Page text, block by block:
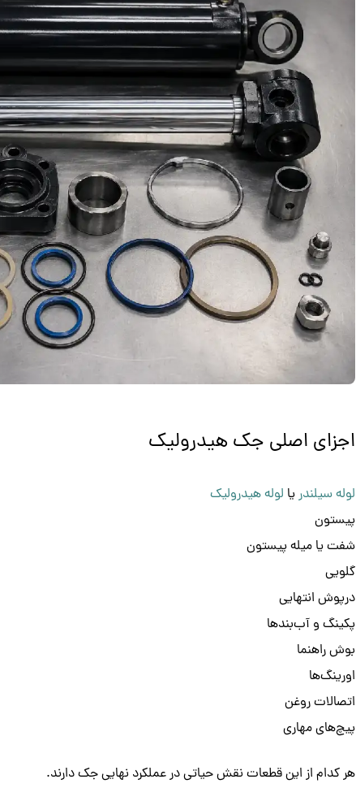
اجزای اصلی جک هیدرولیک
لوله سیلندریا لوله هیدرولیک
پیستون
شفت یا میله پیستون
گلویی
درپوش انتهایی
پکینگ و آب‌بندها
بوش راهنما
اورینگ‌ها
اتصالات روغن
پیچ‌های مهاری
هر کدام از این قطعات نقش حیاتی در عملکرد نهایی جک دارند.